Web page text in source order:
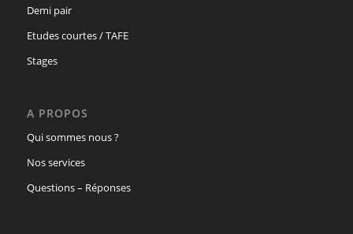
Demi pair
Etudes courtes / TAFE
Stages
A PROPOS
Qui sommes nous ?
Nos services
Questions – Réponses